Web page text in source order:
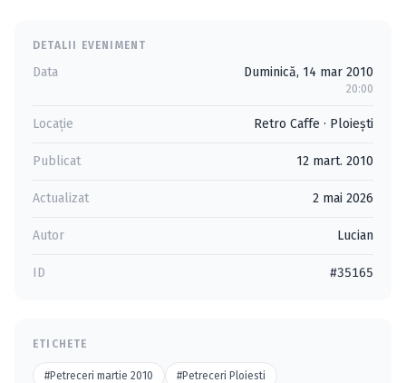
DETALII EVENIMENT
Data Duminică, 14 mar 2010
20:00
Locație Retro Caffe · Ploieşti
Publicat 12 mart. 2010
Actualizat 2 mai 2026
Autor Lucian
ID #35165
ETICHETE
#Petreceri martie 2010 #Petreceri Ploiesti